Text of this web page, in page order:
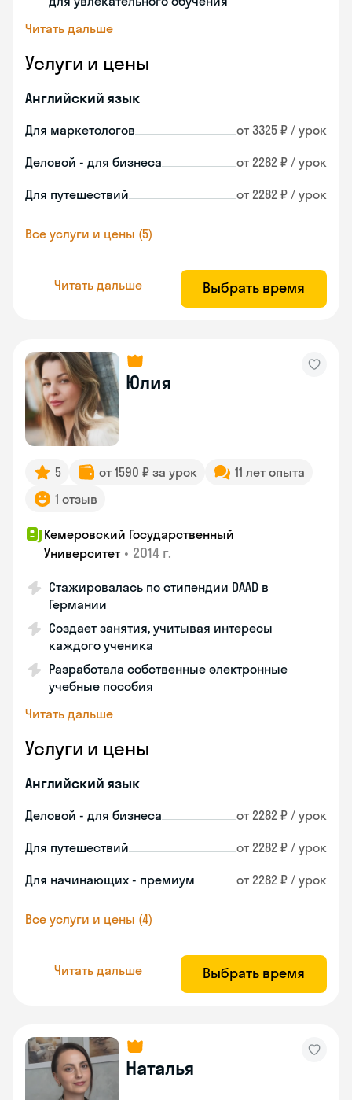
Читать дальше
Услуги и цены
Английский язык
Для маркетологов от 3325 ₽ / урок
Деловой - для бизнеса от 2282 ₽ / урок
Для путешествий от 2282 ₽ / урок
Все услуги и цены (5)
Читать дальше Выбрать время
Юлия
5 от 1590 ₽ за урок
11 лет опыта
1 отзыв
Кемеровский Государственный
Университет • 2014 г.
Стажировалась по стипендии DAAD в
Германии
Создает занятия, учитывая интересы
каждого ученика
Разработала собственные электронные
учебные пособия
Читать дальше
Услуги и цены
Английский язык
Деловой - для бизнеса от 2282 ₽ / урок
Для путешествий от 2282 ₽ / урок
Для начинающих - премиум от 2282 ₽ / урок
Все услуги и цены (4)
Читать дальше Выбрать время
Наталья